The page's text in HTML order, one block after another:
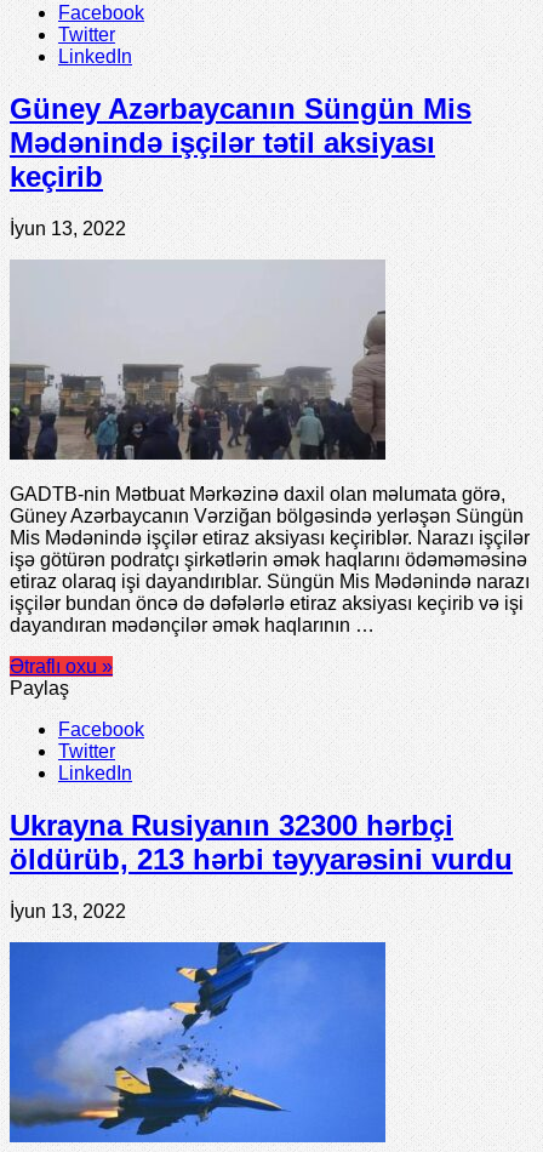
Facebook
Twitter
LinkedIn
Güney Azərbaycanın Süngün Mis
Mədənində işçilər tətil aksiyası
keçirib
İyun 13, 2022
GADTB-nin Mətbuat Mərkəzinə daxil olan məlumata görə,
Güney Azərbaycanın Vərziğan bölgəsində yerləşən Süngün
Mis Mədənində işçilər etiraz aksiyası keçiriblər. Narazı işçilər
işə götürən podratçı şirkətlərin əmək haqlarını ödəməməsinə
etiraz olaraq işi dayandırıblar. Süngün Mis Mədənində narazı
işçilər bundan öncə də dəfələrlə etiraz aksiyası keçirib və işi
dayandıran mədənçilər əmək haqlarının …
Ətraflı oxu »
Paylaş
Facebook
Twitter
LinkedIn
Ukrayna Rusiyanın 32300 hərbçi
öldürüb, 213 hərbi təyyarəsini vurdu
İyun 13, 2022